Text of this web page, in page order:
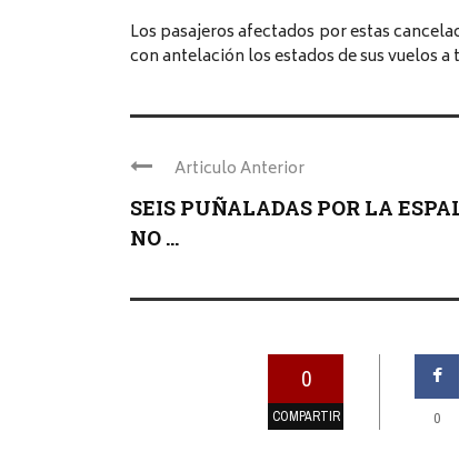
Los pasajeros afectados por estas
con antelación los estados de sus vuelos
Articulo Anterior
SEIS PUÑALADAS POR LA
NO ...
0
COMPARTIR 0